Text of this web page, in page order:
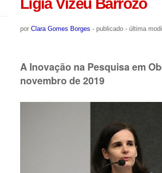
Ligia Vizeu Barrozo
por Clara Gomes Borges - publicado - última
A Inovação na Pesquisa em
novembro de 2019